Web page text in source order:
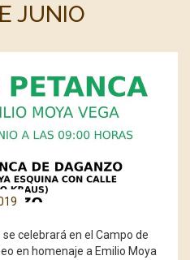
JUNIO
celebrará en el Campo de
en homenaje a Emilio Moya